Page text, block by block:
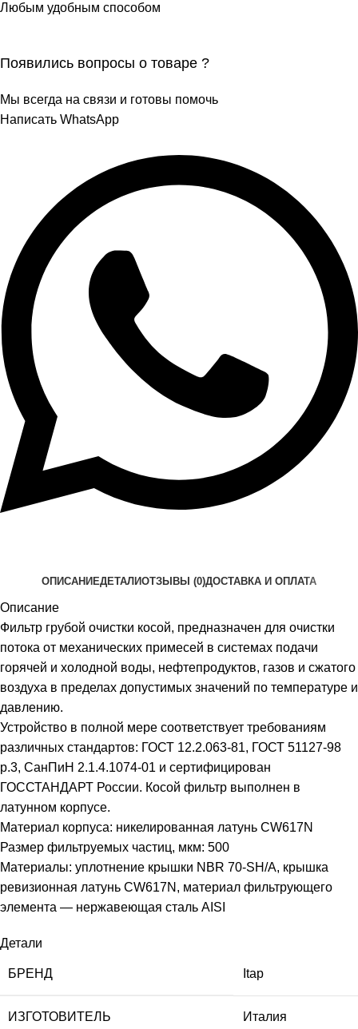
Любым удобным способом
Появились вопросы о товаре ?
Мы всегда на связи и готовы помочь
Написать WhatsApp
ОПИСАНИЕДЕТАЛИОТЗЫВЫ (0)ДОСТАВКА И ОПЛАТА
Описание
Фильтр грубой очистки косой, предназначен для очистки
потока от механических примесей в системах подачи
горячей и холодной воды, нефтепродуктов, газов и сжатого
воздуха в пределах допустимых значений по температуре и
давлению.
Устройство в полной мере соответствует требованиям
различных стандартов: ГОСТ 12.2.063-81, ГОСТ 51127-98
р.3, СанПиН 2.1.4.1074-01 и сертифицирован
ГОССТАНДАРТ России. Косой фильтр выполнен в
латунном корпусе.
Материал корпуса: никелированная латунь CW617N
Размер фильтруемых частиц, мкм: 500
Материалы: уплотнение крышки NBR 70-SH/A, крышка
ревизионная латунь CW617N, материал фильтрующего
элемента — нержавеющая сталь AISI
Детали
БРЕНД Itap
ИЗГОТОВИТЕЛЬ Италия